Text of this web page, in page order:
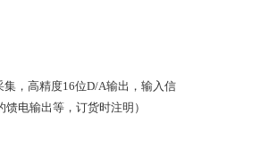
集，高精度16位D/A输出，输入信
电输出等，订货时注明）